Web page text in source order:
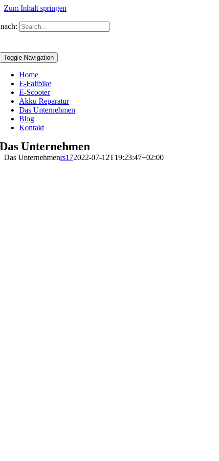
Zum Inhalt springen
Toggle Navigation
Home
E-Faltbike
E-Scooter
Akku Reparatur
Das Unternehmen
Blog
Kontakt
Das Unternehmen
Das Unternehmenrs172022-07-12T19:23:47+02:00